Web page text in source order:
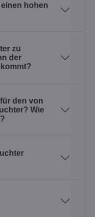
hohen
zu
der
den von
Wie